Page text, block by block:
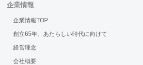
企業情報
企業情報TOP
創立65年、あたらしい時代に向けて
経営理念
会社概要